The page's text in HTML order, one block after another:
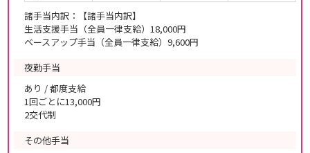
諸手当内訳：【諸手当内訳】
生活支援手当（全員一律支給）18,000円
ベースアップ手当（全員一律支給）9,600円
夜勤手当
あり / 都度支給
1回ごとに13,000円
2交代制
その他手当